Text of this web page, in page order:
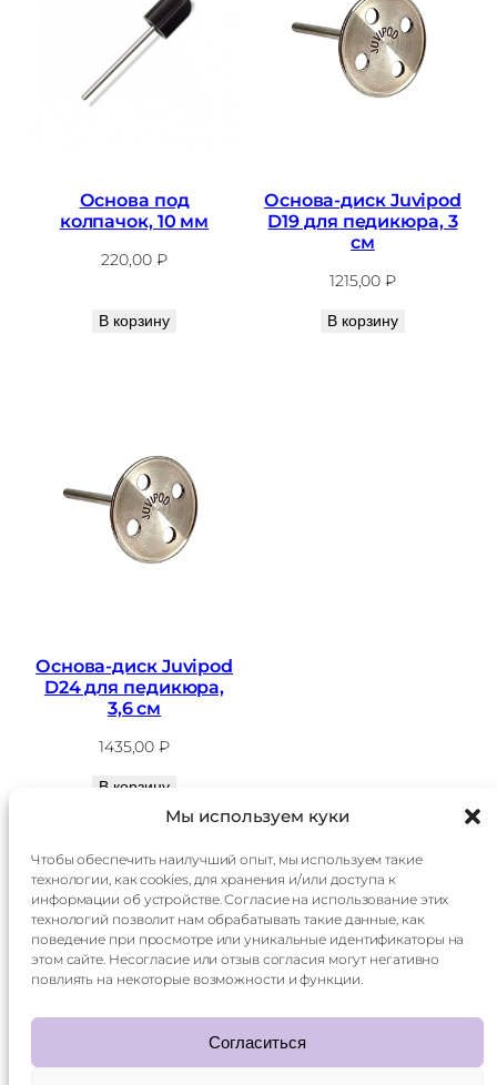
Мы используем куки
Чтобы обеспечить наилучший опыт, мы используем такие
технологии, как cookies, для хранения и/или доступа к
информации об устройстве. Согласие на использование этих
технологий позволит нам обрабатывать такие данные, как
поведение при просмотре или уникальные идентификаторы на
этом сайте. Несогласие или отзыв согласия могут негативно
повлиять на некоторые возможности и функции.
Согласиться
Основа под
колпачок, 10 мм
220,00 ₽
В корзину
Основа-диск Juvipod
D19 для педикюра, 3
см
1215,00₽
В корзину
Основа-диск Juvipod
D24 для педикюра,
3,6 см
1435,00₽
В корзину
Главная
Каталог
О
компании
Доставка
Оплата
Контакты
Контакты:
mani.qr@yandex.ru